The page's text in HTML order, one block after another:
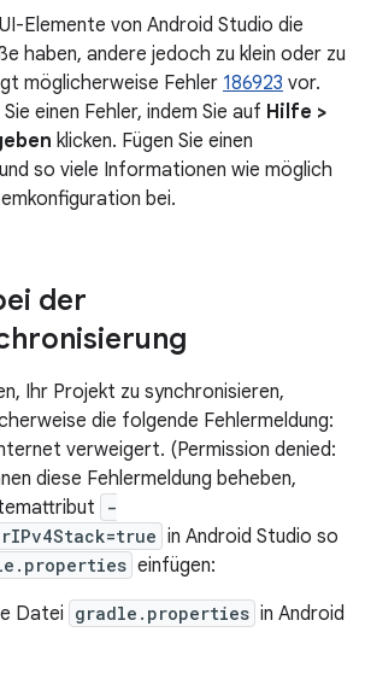
Elemente von Android Studio die
haben, andere jedoch zu klein oder zu
möglicherweise Fehler 186923 vor.
einen Fehler, indem Sie auf Hilfe >
klicken. Fügen Sie einen
so viele Informationen wie möglich
bei.
der
Ihr Projekt zu synchronisieren,
die folgende Fehlermeldung:
verweigert. (Permission denied:
diese Fehlermeldung beheben,
-
in Android Studio so
einfügen:
Datei gradle.properties in Android